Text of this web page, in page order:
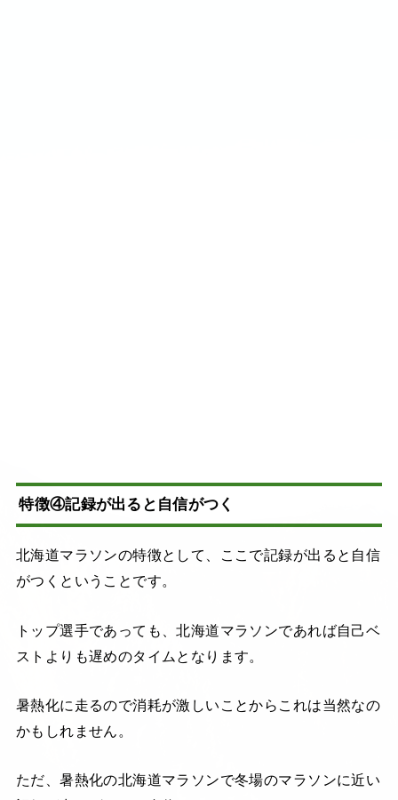
特徴④記録が出ると自信がつく
北海道マラソンの特徴として、ここで記録が出ると自信
がつくということです。
トップ選手であっても、北海道マラソンであれば自己ベ
ストよりも遅めのタイムとなります。
暑熱化に走るので消耗が激しいことからこれは当然なの
かもしれません。
ただ、暑熱化の北海道マラソンで冬場のマラソンに近い